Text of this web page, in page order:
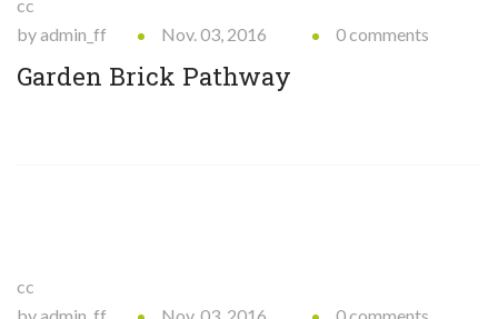
cc
by admin_ff
Nov. 03, 2016 0 comments
Garden Brick Pathway
cc